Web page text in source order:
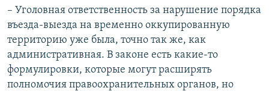
– Уголовная ответственность за нарушение порядка
въезда-выезда на временно оккупированную
территорию уже была, точно так же, как
административная. В законе есть какие-то
формулировки, которые могут расширять
полномочия правоохранительных органов, но